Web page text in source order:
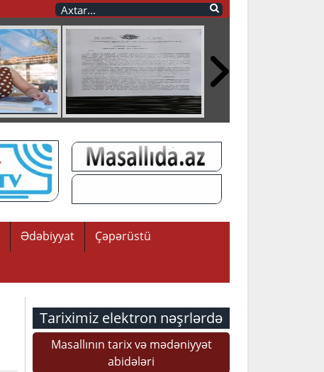
Ədəbiyyat
Çəpərüstü
Tariximiz elektron nəşrlərdə
Masallının tarix və mədəniyyət
abidələri